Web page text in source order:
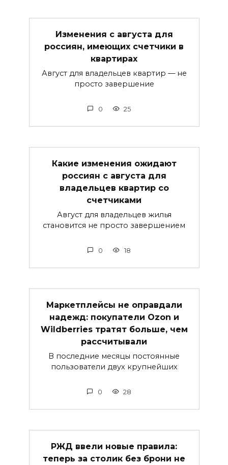
Изменения с августа для
россиян, имеющих счетчики в
квартирах
Август для владельцев квартир — не
просто завершение
0 25
Какие изменения ожидают
россиян с августа для
владельцев квартир со
счетчиками
Август для владельцев жилья
становится не просто завершением
0 18
Маркетплейсы не оправдали
надежд: покупатели Ozon и
Wildberries тратят больше, чем
рассчитывали
В последние месяцы постоянные
пользователи двух крупнейших
0 28
РЖД ввели новые правила:
теперь за столик без брони не